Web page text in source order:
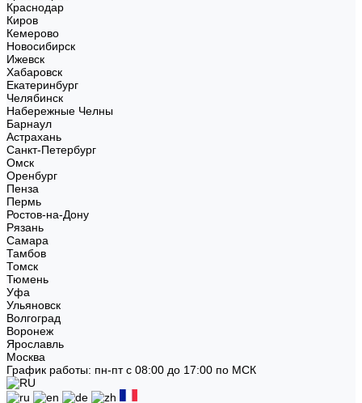
Краснодар
Киров
Кемерово
Новосибирск
Ижевск
Хабаровск
Екатеринбург
Челябинск
Набережные Челны
Барнаул
Астрахань
Санкт-Петербург
Омск
Оренбург
Пенза
Пермь
Ростов-на-Дону
Рязань
Самара
Тамбов
Томск
Тюмень
Уфа
Ульяновск
Волгоград
Воронеж
Ярославль
Москва
График работы: пн-пт с 08:00 до 17:00 по МСК